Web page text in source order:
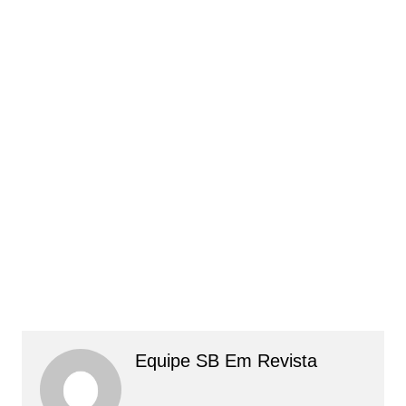
Equipe SB Em Revista